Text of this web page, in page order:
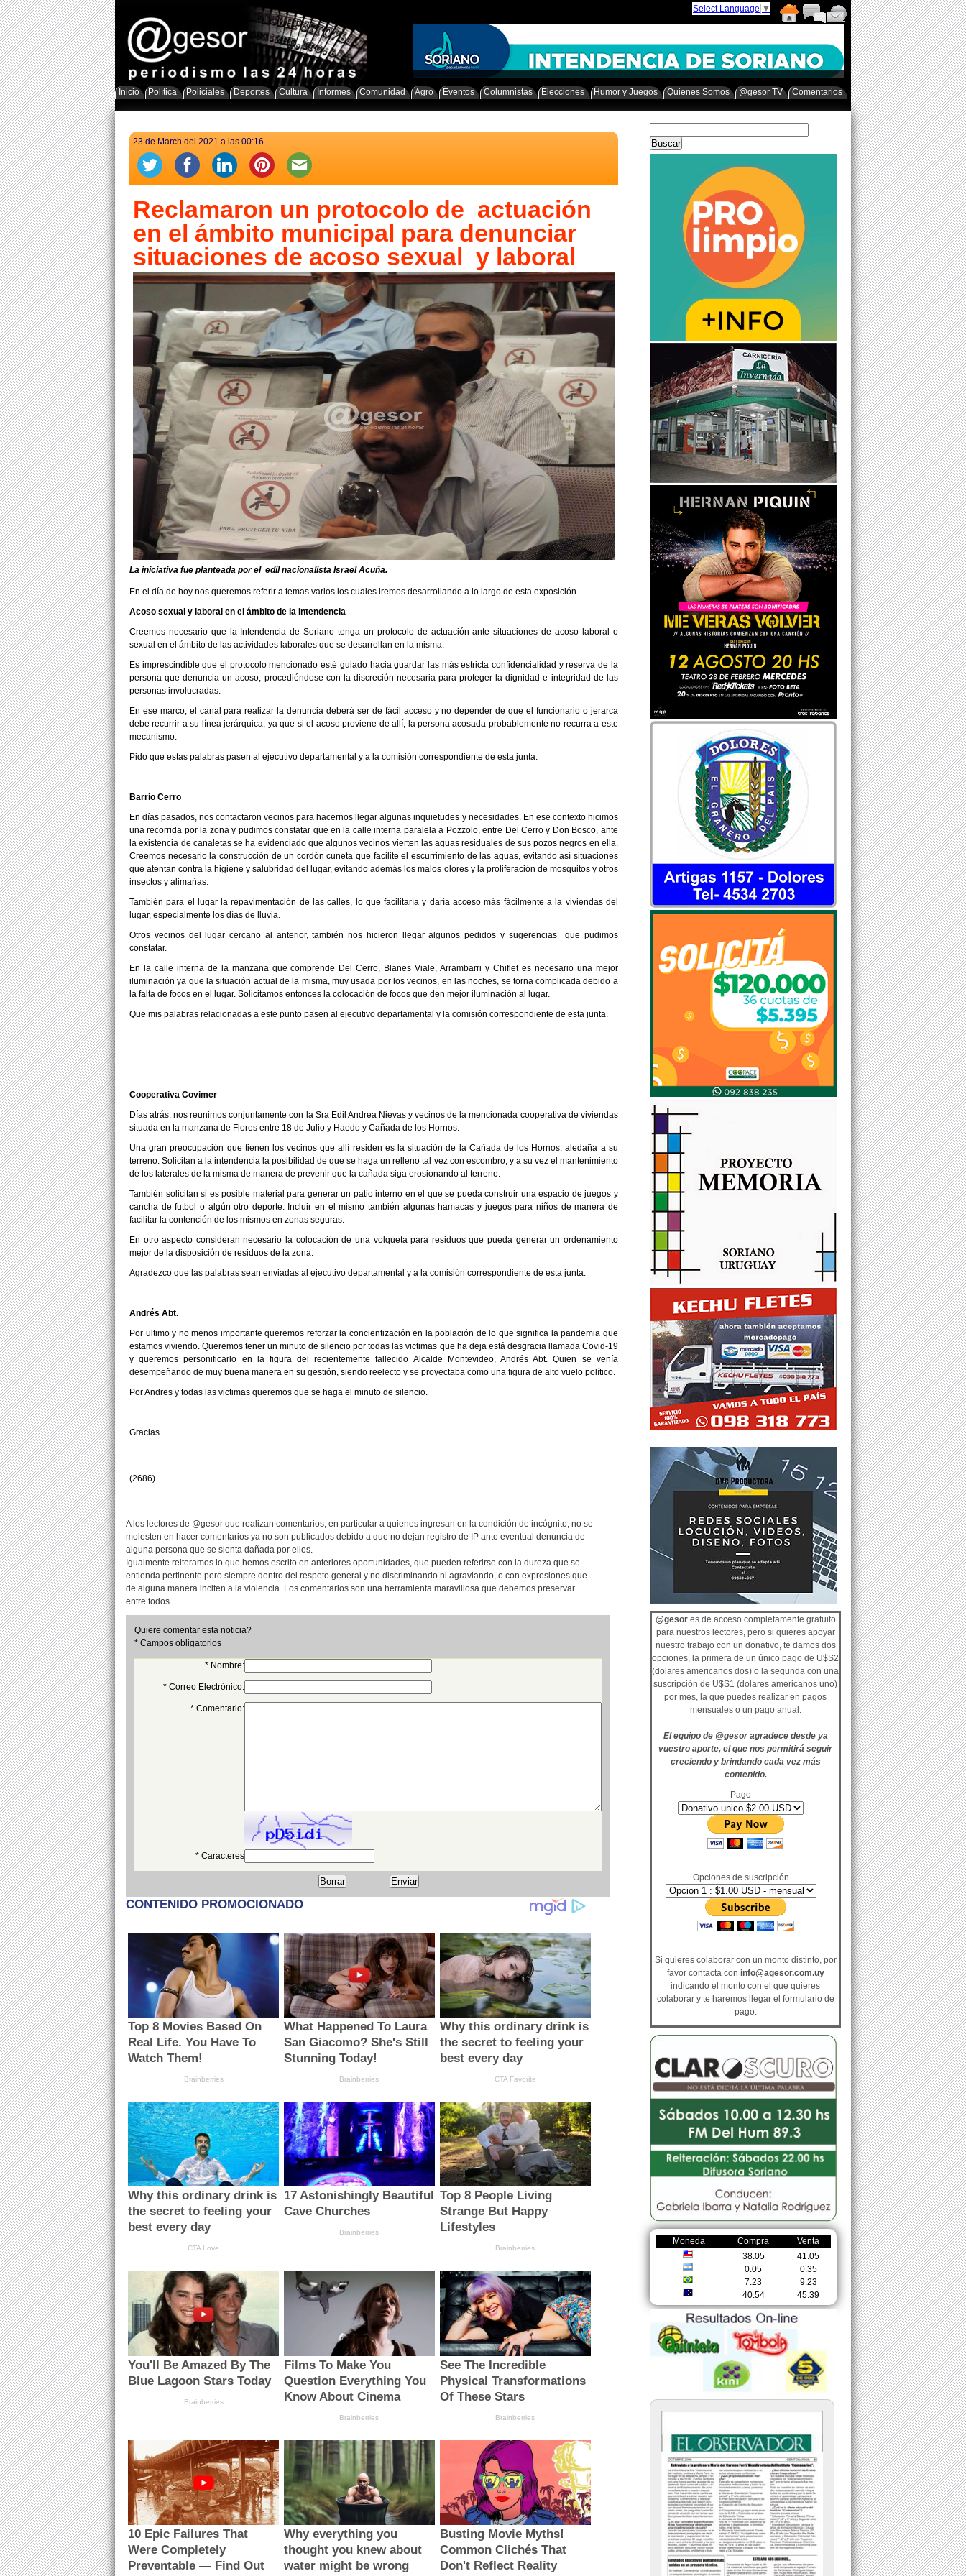
Select Language ▼
Inicio Política Policiales Deportes Cultura Informes Comunidad Agro Eventos Columnistas Elecciones Humor y Juegos Quienes Somos @gesor TV Comentarios
@gesores de acceso completamente gratuito
para nuestros lectores, pero si quieres apoyar
nuestro trabajo con un donativo, te damos dos
opciones, la primera de un único pago de U$S2
(dolares americanos dos) o la segunda con una
suscripción de U$S1 (dolares americanos uno)
por mes, la que puedes realizar en pagos
mensuales o un pago anual.
El equipo de @gesor agradece desde ya
vuestro aporte, el que nos permitirá seguir
creciendo y brindando cada vez más
contenido.
Pago
Opciones de suscripción
Si quieres colaborar con un monto distinto, por
favor contacta con info@agesor.com.uy
indicando el monto con el que quieres
colaborar y te haremos llegar el formulario de
pago.
Moneda Compra
Venta
38.05
41.05
0.05
0.35
7.23
9.23
40.54
45.39
23 de March del 2021 a las 00:16 -
Reclamaron un protocolo de actuación
en el ámbito municipal para denunciar
situaciones de acoso sexual y laboral
La iniciativa fue planteada por el edil nacionalista Israel Acuña.
En el día de hoy nos queremos referir a temas varios los cuales iremos desarrollando a lo largo de esta exposición.
Acoso sexual y laboral en el ámbito de la Intendencia
Creemos necesario que la Intendencia de Soriano tenga un protocolo de actuación ante situaciones de acoso laboral o
sexual en el ámbito de las actividades laborales que se desarrollan en la misma.
Es imprescindible que el protocolo mencionado esté guiado hacia guardar las más estricta confidencialidad y reserva de la
persona que denuncia un acoso, procediéndose con la discreción necesaria para proteger la dignidad e integridad de las
personas involucradas.
En ese marco, el canal para realizar la denuncia deberá ser de fácil acceso y no depender de que el funcionario o jerarca
debe recurrir a su línea jerárquica, ya que si el acoso proviene de allí, la persona acosada probablemente no recurra a este
mecanismo.
Pido que estas palabras pasen al ejecutivo departamental y a la comisión correspondiente de esta junta.
Barrio Cerro
En días pasados, nos contactaron vecinos para hacernos llegar algunas inquietudes y necesidades. En ese contexto hicimos
una recorrida por la zona y pudimos constatar que en la calle interna paralela a Pozzolo, entre Del Cerro y Don Bosco, ante
la existencia de canaletas se ha evidenciado que algunos vecinos vierten las aguas residuales de sus pozos negros en ella.
Creemos necesario la construcción de un cordón cuneta que facilite el escurrimiento de las aguas, evitando así situaciones
que atentan contra la higiene y salubridad del lugar, evitando además los malos olores y la proliferación de mosquitos y otros
insectos y alimañas.
También para el lugar la repavimentación de las calles, lo que facilitaría y daría acceso más fácilmente a la viviendas del
lugar, especialmente los días de lluvia.
Otros vecinos del lugar cercano al anterior, también nos hicieron llegar algunos pedidos y sugerencias que pudimos
constatar.
En la calle interna de la manzana que comprende Del Cerro, Blanes Viale, Arrambarri y Chiflet es necesario una mejor
iluminación ya que la situación actual de la misma, muy usada por los vecinos, en las noches, se torna complicada debido a
la falta de focos en el lugar. Solicitamos entonces la colocación de focos que den mejor iluminación al lugar.
Que mis palabras relacionadas a este punto pasen al ejecutivo departamental y la comisión correspondiente de esta junta.
Cooperativa Covimer
Días atrás, nos reunimos conjuntamente con la Sra Edil Andrea Nievas y vecinos de la mencionada cooperativa de viviendas
situada en la manzana de Flores entre 18 de Julio y Haedo y Cañada de los Hornos.
Una gran preocupación que tienen los vecinos que allí residen es la situación de la Cañada de los Hornos, aledaña a su
terreno. Solicitan a la intendencia la posibilidad de que se haga un relleno tal vez con escombro, y a su vez el mantenimiento
de los laterales de la misma de manera de prevenir que la cañada siga erosionando al terreno.
También solicitan si es posible material para generar un patio interno en el que se pueda construir una espacio de juegos y
cancha de futbol o algún otro deporte. Incluir en el mismo también algunas hamacas y juegos para niños de manera de
facilitar la contención de los mismos en zonas seguras.
En otro aspecto consideran necesario la colocación de una volqueta para residuos que pueda generar un ordenamiento
mejor de la disposición de residuos de la zona.
Agradezco que las palabras sean enviadas al ejecutivo departamental y a la comisión correspondiente de esta junta.
Andrés Abt.
Por ultimo y no menos importante queremos reforzar la concientización en la población de lo que significa la pandemia que
estamos viviendo. Queremos tener un minuto de silencio por todas las victimas que ha deja está desgracia llamada Covid-19
y queremos personificarlo en la figura del recientemente fallecido Alcalde Montevideo, Andrés Abt. Quien se venía
desempeñando de muy buena manera en su gestión, siendo reelecto y se proyectaba como una figura de alto vuelo político.
Por Andres y todas las victimas queremos que se haga el minuto de silencio.
Gracias.
(2686)
A los lectores de @gesor que realizan comentarios, en particular a quienes ingresan en la condición de incógnito, no se
molesten en hacer comentarios ya no son publicados debido a que no dejan registro de IP ante eventual denuncia de
alguna persona que se sienta dañada por ellos.
Igualmente reiteramos lo que hemos escrito en anteriores oportunidades, que pueden referirse con la dureza que se
entienda pertinente pero siempre dentro del respeto general y no discriminando ni agraviando, o con expresiones que
de alguna manera inciten a la violencia. Los comentarios son una herramienta maravillosa que debemos preservar
entre todos.
Quiere comentar esta noticia?
* Campos obligatorios
* Nombre:
* Correo Electrónico:
* Comentario:
* Caracteres